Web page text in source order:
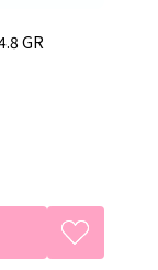
GR